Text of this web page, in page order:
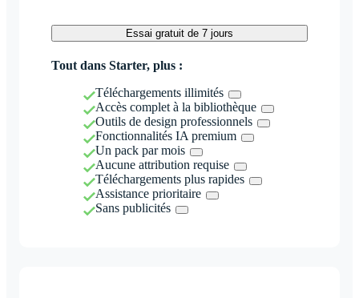
Essai gratuit de 7 jours
Tout dans Starter, plus :
Téléchargements illimités
Accès complet à la bibliothèque
Outils de design professionnels
Fonctionnalités IA premium
Un pack par mois
Aucune attribution requise
Téléchargements plus rapides
Assistance prioritaire
Sans publicités